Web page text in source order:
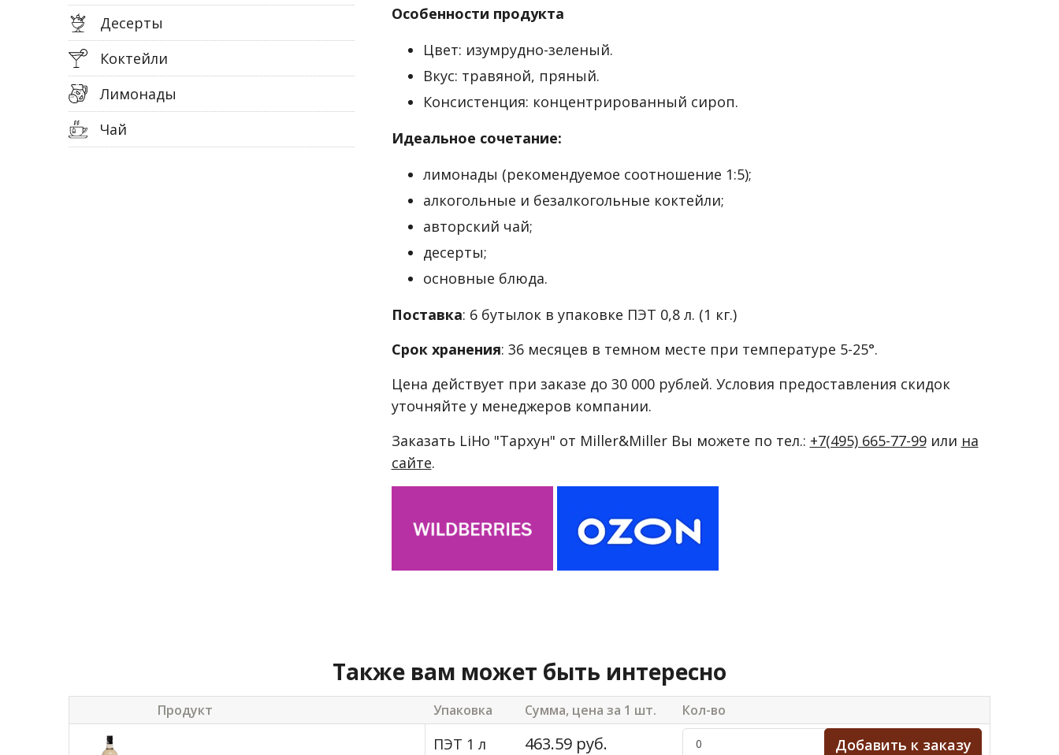
Десерты
Коктейли
Лимонады
Чай
Особенности продукта
Цвет: изумрудно-зеленый.
Вкус: травяной, пряный.
Консистенция: концентрированный сироп.
Идеальное сочетание:
лимонады (рекомендуемое соотношение 1:5);
алкогольные и безалкогольные коктейли;
авторский чай;
десерты;
основные блюда.
Поставка: 6 бутылок в упаковке ПЭТ 0,8 л. (1 кг.)
Срок хранения: 36 месяцев в темном месте при температуре 5-25°.
Цена действует при заказе до 30 000 рублей. Условия предоставления скидок
уточняйте у менеджеров компании.
Заказать LiHo "Тархун" от Miller&Miller Вы можете по тел.: +7(495) 665-77-99или на
сайте.
Также вам может быть интересно
Продукт Упаковка Сумма, цена за 1 шт. Кол-во
ПЭТ 1 л 463.59 руб.